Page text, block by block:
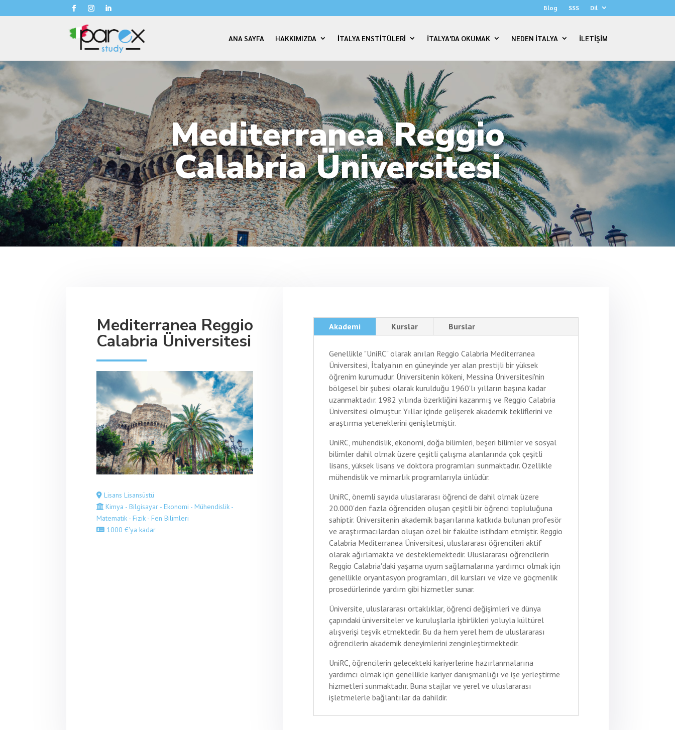
Blog SSS Dil
ANA SAYFA HAKKIMIZDA İTALYA ENSTİTÜLERİ İTALYA'DA OKUMAK NEDEN İTALYA İLETİŞİM
Mediterranea Reggio
Calabria Üniversitesi
Mediterranea Reggio
Calabria Üniversitesi
Lisans Lisansüstü
Kimya - Bilgisayar - Ekonomi - Mühendislik -
Matematik - Fizik - Fen Bilimleri
1000 €'ya kadar
Akademi Kurslar Burslar
Genellikle "UniRC" olarak anılan Reggio Calabria Mediterranea
Üniversitesi, İtalya'nın en güneyinde yer alan prestijli bir yüksek
öğrenim kurumudur. Üniversitenin kökeni, Messina Üniversitesi'nin
bölgesel bir şubesi olarak kurulduğu 1960'lı yılların başına kadar
uzanmaktadır. 1982 yılında özerkliğini kazanmış ve Reggio Calabria
Üniversitesi olmuştur. Yıllar içinde gelişerek akademik tekliflerini ve
araştırma yeteneklerini genişletmiştir.
UniRC, mühendislik, ekonomi, doğa bilimleri, beşeri bilimler ve sosyal
bilimler dahil olmak üzere çeşitli çalışma alanlarında çok çeşitli
lisans, yüksek lisans ve doktora programları sunmaktadır. Özellikle
mühendislik ve mimarlık programlarıyla ünlüdür.
UniRC, önemli sayıda uluslararası öğrenci de dahil olmak üzere
20.000'den fazla öğrenciden oluşan çeşitli bir öğrenci topluluğuna
sahiptir. Üniversitenin akademik başarılarına katkıda bulunan profesör
ve araştırmacılardan oluşan özel bir fakülte istihdam etmiştir. Reggio
Calabria Mediterranea Üniversitesi, uluslararası öğrencileri aktif
olarak ağırlamakta ve desteklemektedir. Uluslararası öğrencilerin
Reggio Calabria'daki yaşama uyum sağlamalarına yardımcı olmak için
genellikle oryantasyon programları, dil kursları ve vize ve göçmenlik
prosedürlerinde yardım gibi hizmetler sunar.
Üniversite, uluslararası ortaklıklar, öğrenci değişimleri ve dünya
çapındaki üniversiteler ve kuruluşlarla işbirlikleri yoluyla kültürel
alışverişi teşvik etmektedir. Bu da hem yerel hem de uluslararası
öğrencilerin akademik deneyimlerini zenginleştirmektedir.
UniRC, öğrencilerin gelecekteki kariyerlerine hazırlanmalarına
yardımcı olmak için genellikle kariyer danışmanlığı ve işe yerleştirme
hizmetleri sunmaktadır. Buna stajlar ve yerel ve uluslararası
işletmelerle bağlantılar da dahildir.